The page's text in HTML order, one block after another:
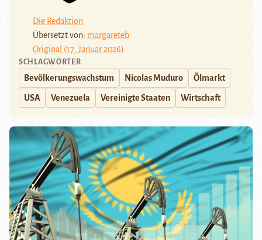
Die Redaktion
Übersetzt von: margareteb
Original (17. Januar 2026)
SCHLAGWÖRTER
Bevölkerungswachstum Nicolas Muduro Ölmarkt
USA Venezuela Vereinigte Staaten Wirtschaft